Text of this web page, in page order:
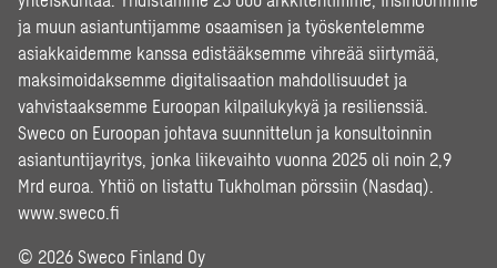
ja muun asiantuntijamme osaamisen ja työskentelemme
asiakkaidemme kanssa edistääksemme vihreää siirtymää,
maksimoidaksemme digitalisaation mahdollisuudet ja
vahvistaaksemme Euroopan kilpailukykyä ja resilienssiä.
Sweco on Euroopan johtava suunnittelun ja konsultoinnin
asiantuntijayritys, jonka liikevaihto vuonna 2025 oli noin 2,9
Mrd euroa. Yhtiö on listattu Tukholman pörssiin (Nasdaq).
www.sweco.fi
© 2026 Sweco Finland Oy